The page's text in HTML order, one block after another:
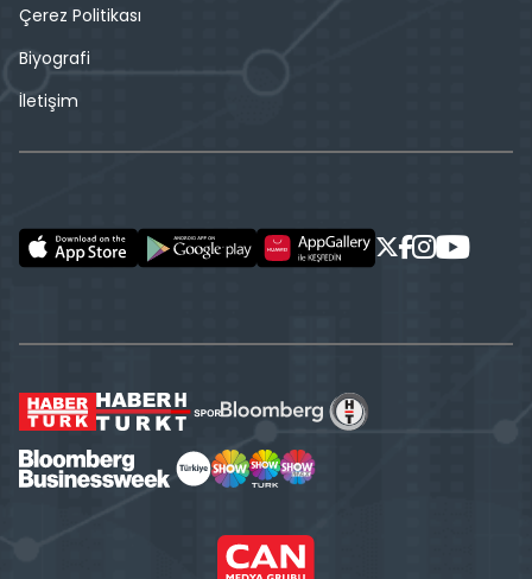
Çerez Politikası
Biyografi
İletişim